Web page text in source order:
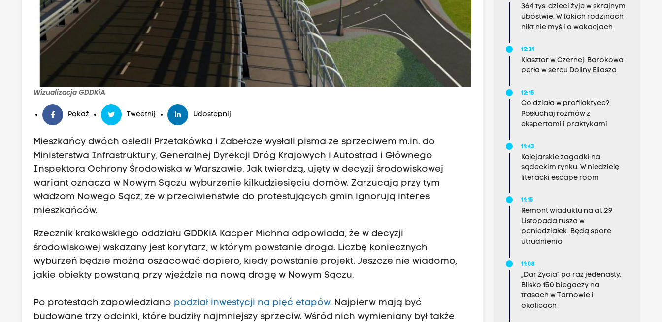
Wizualizacja GDDKiA
Pokaż Tweetnij Udostępnij
Mieszkańcy dwóch osiedli Przetakówka i Zabełcze wysłali pisma ze sprzeciwem m.in. do
Ministerstwa Infrastruktury, Generalnej Dyrekcji Dróg Krajowych i Autostrad i Głównego
Inspektora Ochrony Środowiska w Warszawie. Jak twierdzą, ujęty w decyzji środowiskowej
wariant oznacza w Nowym Sączu wyburzenie kilkudziesięciu domów. Zarzucają przy tym
władzom Nowego Sącz, że w przeciwieństwie do protestujących gmin ignorują interes
mieszkańców.
Rzecznik krakowskiego oddziału GDDKiA Kacper Michna odpowiada, że w decyzji
środowiskowej wskazany jest korytarz, w którym powstanie droga. Liczbę koniecznych
wyburzeń będzie można oszacować dopiero, kiedy powstanie projekt. Jeszcze nie wiadomo,
jakie obiekty powstaną przy wjeździe na nową drogę w Nowym Sączu.
Po protestach zapowiedziano podział inwestycji na pięć etapów. Najpierw mają być
budowane trzy odcinki, które budziły najmniejszy sprzeciw. Wśród nich wymieniany był także
364 tys. dzieci żyje w skrajnym
ubóstwie. W takich rodzinach
nikt nie myśli o wakacjach
12:31
Klasztor w Czernej. Barokowa
perła w sercu Doliny Eliasza
12:15
Co działa w profilaktyce?
Posłuchaj rozmów z
ekspertami i praktykami
11:43
Kolejarskie zagadki na
sądeckim rynku. W niedzielę
literacki escape room
11:15
Remont wiaduktu na al. 29
Listopada rusza w
poniedziałek. Będą spore
utrudnienia
11:08
„Dar Życia” po raz jedenasty.
Blisko 150 biegaczy na
trasach w Tarnowie i
okolicach